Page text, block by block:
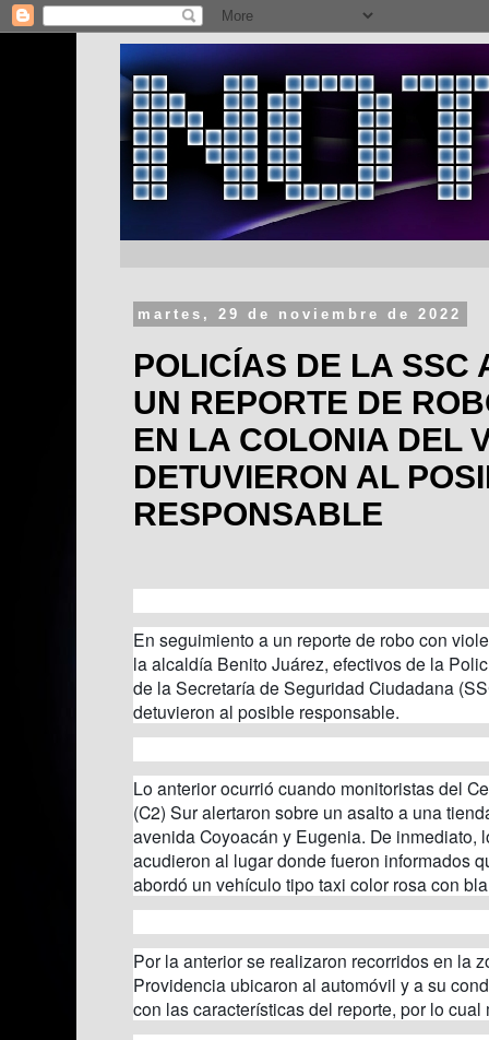
martes, 29 de noviembre de 2022
POLICÍAS DE LA SSC
UN REPORTE DE
EN LA COLONIA DEL
DETUVIERON AL
RESPONSABLE
En seguimiento a un reporte de robo con
la alcaldía Benito Juárez, efectivos de la
de la Secretaría de Seguridad Ciudadana
detuvieron al posible responsable.
Lo anterior ocurrió cuando monitoristas del
(C2) Sur alertaron sobre un asalto a una
avenida Coyoacán y Eugenia. De inmediato,
acudieron al lugar donde fueron informados
abordó un vehículo tipo taxi color rosa con
Por la anterior se realizaron recorridos en la
Providencia ubicaron al automóvil y a su
con las características del reporte, por lo cual